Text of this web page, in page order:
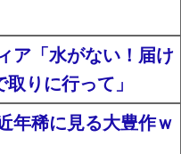
ア「水がない！届け
りに行って」
年稀に見る大豊作ｗ